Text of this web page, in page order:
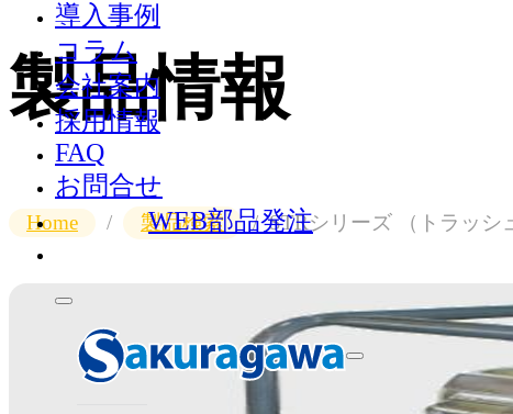
導入事例
コラム
会社案内
採用情報
FAQ
お問合せ
WEB部品発注
製品情報
Home / 製品検索 / STRシリーズ （トラッシ